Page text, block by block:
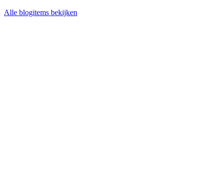
Alle blogitems bekijken